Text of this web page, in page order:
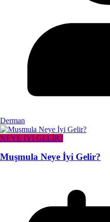
Derman
NEYE İYİ GELİR?
Muşmula Neye İyi Gelir?